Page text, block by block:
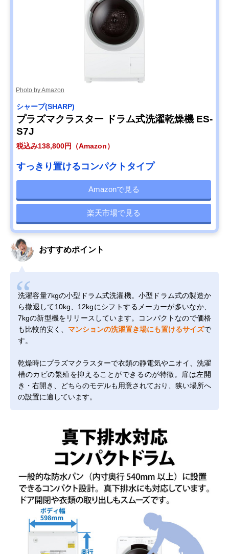
Photo by Amazon
シャープ(SHARP)
プラズマクラスター ドラム式洗濯乾燥機 ES-
S7J
税込み138,800円（Amazon）
すっきり置けるコンパクトタイプ
Amazonで見る
楽天市場で見る
おすすめポイント
洗濯容量7kgの小型ドラム式洗濯機。小型ドラム式の製造か
ら撤退して10kg、12kgにシフトするメーカーが多いなか、
7kgの新型機をリリースしています。コンパクトなので価格
も比較的安く、 マンションの洗濯置き場にも置けるサイズで
す。
乾燥時にプラズマクラスターで衣類の静電気やニオイ、洗濯
槽のカビの繁殖を抑えることができるのが特徴。扉は左開
き・右開き、どちらのモデルも用意されており、狭い場所へ
の設置に適しています。